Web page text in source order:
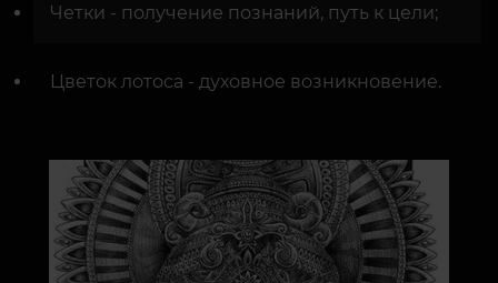
Четки - получение познаний, путь к цели;
Цветок лотоса - духовное возникновение.